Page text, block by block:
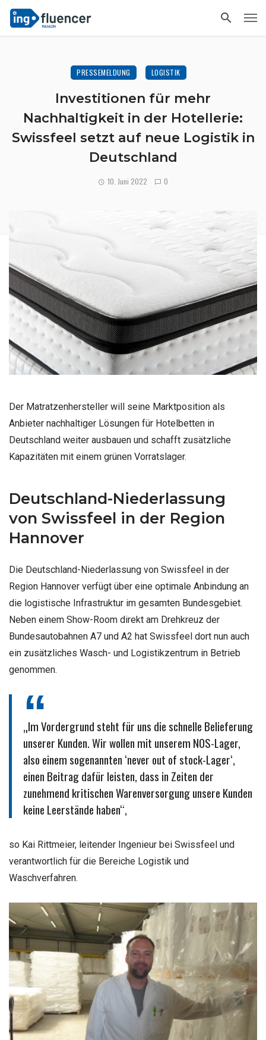
PRESSEMELDUNG LOGISTIK
Investitionen für mehr
Nachhaltigkeit in der Hotellerie:
Swissfeel setzt auf neue Logistik in
Deutschland
10. Juni 2022 0
Der Matratzenhersteller will seine Marktposition als
Anbieter nachhaltiger Lösungen für Hotelbetten in
Deutschland weiter ausbauen und schafft zusätzliche
Kapazitäten mit einem grünen Vorratslager.
Deutschland-Niederlassung
von Swissfeel in der Region
Hannover
Die Deutschland-Niederlassung von Swissfeel in der
Region Hannover verfügt über eine optimale Anbindung an
die logistische Infrastruktur im gesamten Bundesgebiet.
Neben einem Show-Room direkt am Drehkreuz der
Bundesautobahnen A7 und A2 hat Swissfeel dort nun auch
ein zusätzliches Wasch- und Logistikzentrum in Betrieb
genommen.
„Im Vordergrund steht für uns die schnelle Belieferung
unserer Kunden. Wir wollen mit unserem NOS-Lager,
also einem sogenannten ‘never out of stock-Lager‘,
einen Beitrag dafür leisten, dass in Zeiten der
zunehmend kritischen Warenversorgung unsere Kunden
keine Leerstände haben“,
so Kai Rittmeier, leitender Ingenieur bei Swissfeel und
verantwortlich für die Bereiche Logistik und
Waschverfahren.